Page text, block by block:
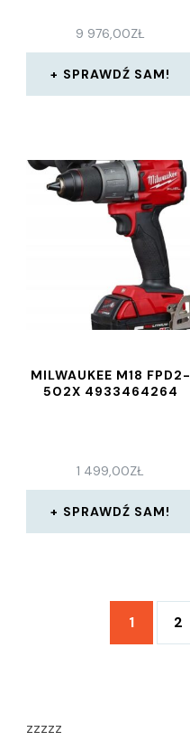
9 976,00ZŁ
SPRAWDŹ SAM!
MILWAUKEE M18 FPD2-
502X 4933464264
1 499,00ZŁ
SPRAWDŹ SAM!
1 2
zzzzz